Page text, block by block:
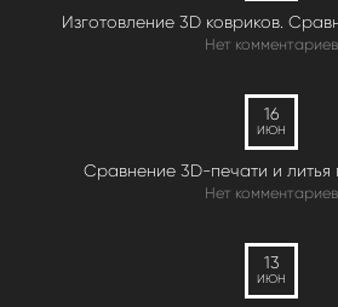
Изготовление 3D ковриков.
Нет комментариев
16
ИЮН
Сравнение 3D-печати и литья
Нет комментариев
13
ИЮН